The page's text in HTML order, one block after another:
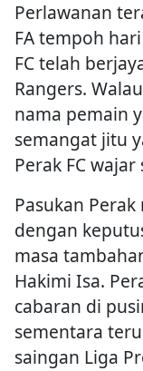
Perlawanan
FA tempoh
FC telah
Rangers.
nama pemain
semangat jitu
Perak FC
Pasukan
dengan
masa
Hakimi Isa.
cabaran di
sementara
saingan Liga